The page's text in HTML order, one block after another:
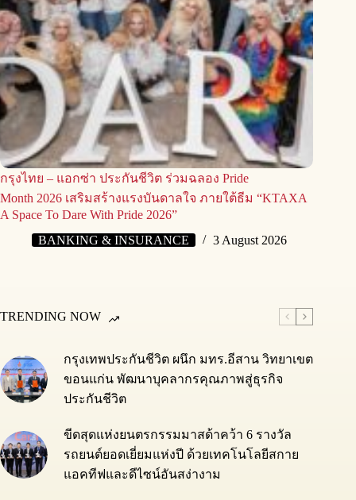
กรุงไทย – แอกซ่า ประกันชีวิต ร่วมฉลอง Pride
Month 2026 เสริมสร้างแรงบันดาลใจ ภายใต้ธีม “KTAXA
A Space To Dare With Pride 2026”
BANKING & INSURANCE
3 August 2026
TRENDING NOW
กรุงเทพประกันชีวิต ผนึก มทร.อีสาน วิทยาเขต
ขอนแก่น พัฒนาบุคลากรคุณภาพสู่ธุรกิจ
ประกันชีวิต
ขีดสุดแห่งยนตรกรรมมาสด้าคว้า 6 รางวัล
รถยนต์ยอดเยี่ยมแห่งปี ด้วยเทคโนโลยีสกาย
แอคทีฟและดีไซน์อันสง่างาม